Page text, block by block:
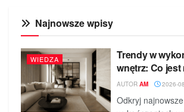
Najnowsze wpisy
WIEDZA
Trendy w
wnętrz: Co jest
AUTOR AM 2026-
Odkryj